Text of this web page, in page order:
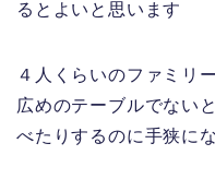
るとよいと思います
４人くらいのファミリ
広めのテーブルでない
べたりするのに手狭に